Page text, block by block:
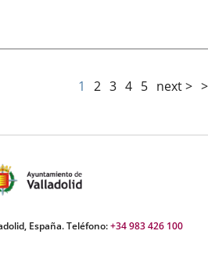
1 2 3 4 5 next >
España. Teléfono:+34 983 426 100